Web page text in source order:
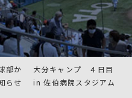
部か
らせ
大分キャンプ ４日目
in 佐伯病院スタジアム